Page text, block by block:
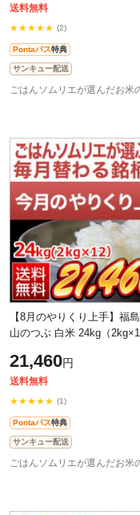
産 20
送料無料
★★★★★ (2)
Pontaパス特典
サンキュー配送
【8月のやりくり上手】福
山のつぶ 白米 24kg（
は窒素充填包装】お米 令和
2025
21,460円
送料無料
★★★★★ (1)
Pontaパス特典
サンキュー配送